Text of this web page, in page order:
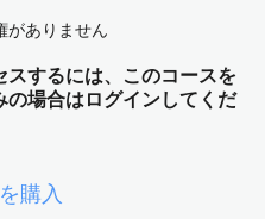
がありません
するには、このコースを
場合はログインしてくだ
購入